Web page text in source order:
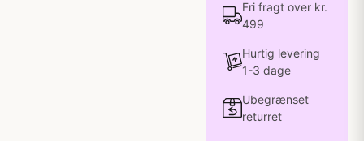
Fri fragt over kr.
499
Hurtig levering
1-3 dage
Ubegrænset
returret